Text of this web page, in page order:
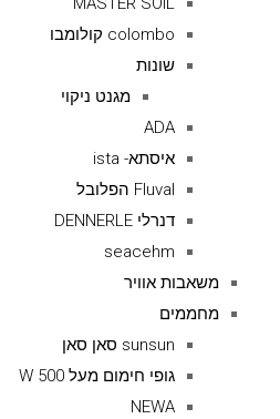
colombo קולומבו
שונות
מגנט ניקוי
ADA
איסתא- ista
Fluval הפלובל
דנרלי DENNERLE
seacehm
משאבות אוויר
מחממים
sunsun סאן סאן
גופי חימום מעל 500 W
NEWA